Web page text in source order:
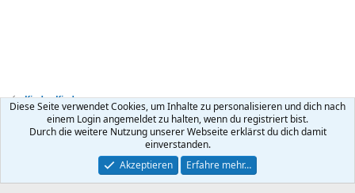
Kinder Kinder
Kontakt Nutzungsbedingungen Datenschutz Hilfe
R
Community platform by XenForo ® © 2010-2026 XenForo Ltd.
Diese Seite verwendet Cookies, um Inhalte zu personalisieren und dich nach
einem Login angemeldet zu halten, wenn du registriert bist.
Durch die weitere Nutzung unserer Webseite erklärst du dich damit
einverstanden.
Akzeptieren
Erfahre mehr…